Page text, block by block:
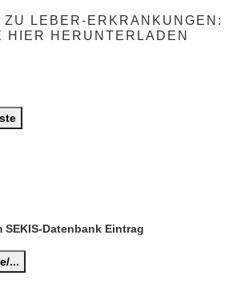
ZU LEBER-ERKRANKUNGEN:
HIER HERUNTERLADEN
SEKIS-Datenbank Eintrag
...